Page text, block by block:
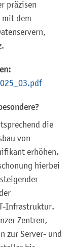
präzisen
mit dem
:
die
von
erhöhen.
hierbei
Infrastruktur.
Zentren,
zur Server- und